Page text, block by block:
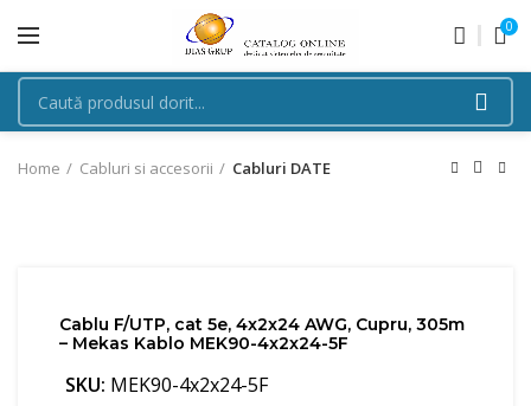
0
Home Cabluri si accesorii Cabluri DATE
Cablu F/UTP, cat 5e, 4x2x24 AWG, Cupru, 305m
– Mekas Kablo MEK90-4x2x24-5F
SKU: MEK90-4x2x24-5F